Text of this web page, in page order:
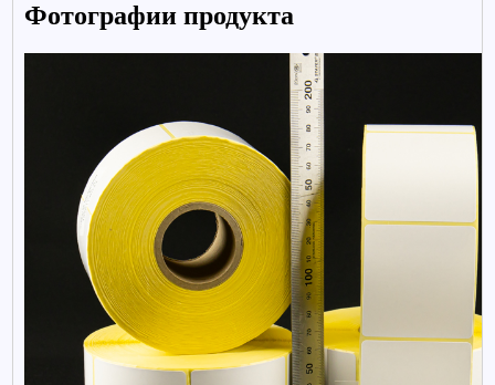
Фотографии продукта